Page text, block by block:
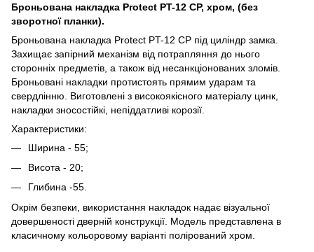
Броньована накладка Protect PT-12 CP, хром, (без
зворотної планки).
Броньована накладка Protect PT-12 CP під циліндр замка.
Захищає запірний механізм від потрапляння до нього
сторонніх предметів, а також від несанкціонованих зломів.
Броньовані накладки протистоять прямим ударам та
свердлінню. Виготовлені з високоякісного матеріалу цинк,
накладки зносостійкі, непіддатливі корозії.
Характеристики:
Ширина - 55;
Висота - 20;
Глибина -55.
Окрім безпеки, використання накладок надає візуальної
довершеності дверній конструкції. Модель представлена в
класичному кольоровому варіанті полірований хром.